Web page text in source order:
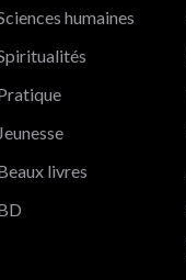
humaines
Jeunesse
livres